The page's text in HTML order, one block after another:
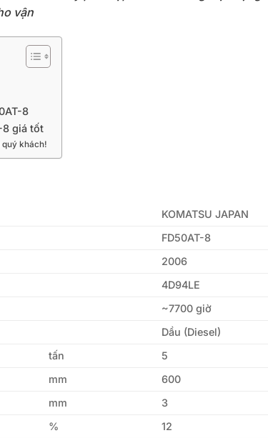
vận
8
8 giá tốt
quý khách!
KOMATSU JAPAN
FD50AT-8
2006
4D94LE
~7700 giờ
Dầu (Diesel)
tấn
5
mm
600
mm
3
%
12